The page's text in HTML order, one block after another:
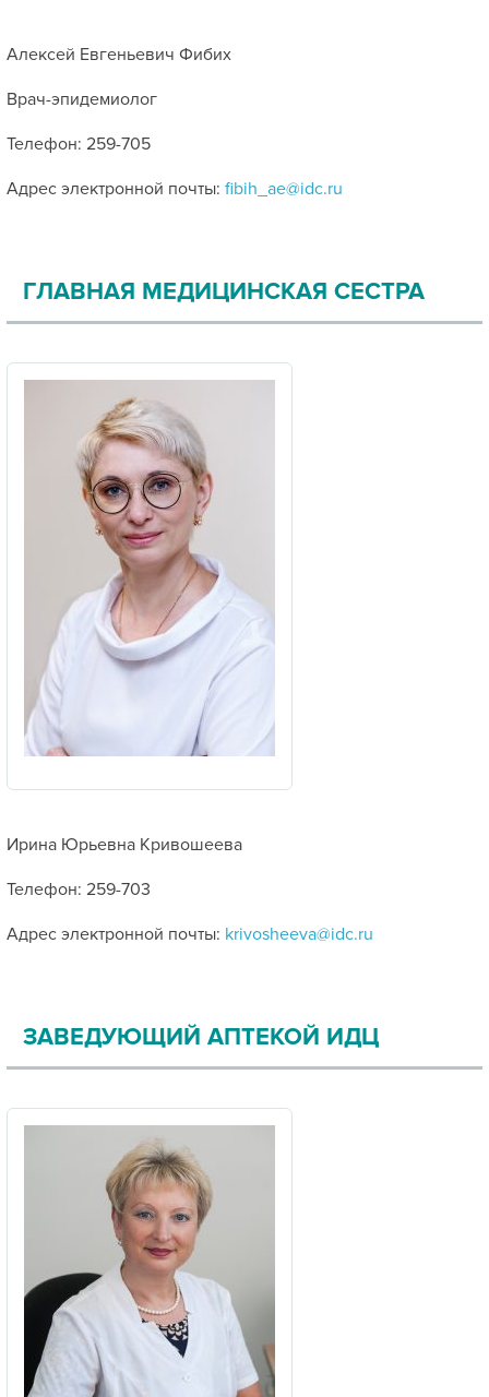
Алексей Евгеньевич Фибих
Врач-эпидемиолог
Телефон: 259-705
Адрес электронной почты: fibih_ae@idc.ru
ГЛАВНАЯ МЕДИЦИНСКАЯ СЕСТРА
Ирина Юрьевна Кривошеева
Телефон: 259-703
Адрес электронной почты: krivosheeva@idc.ru
ЗАВЕДУЮЩИЙ АПТЕКОЙ ИДЦ